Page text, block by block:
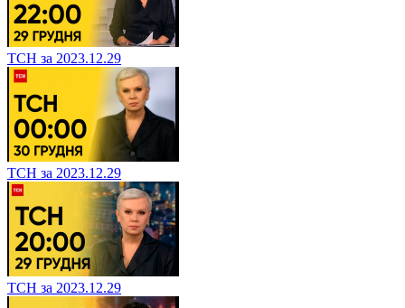
ТСН за 2023.12.29
ТСН за 2023.12.29
ТСН за 2023.12.29